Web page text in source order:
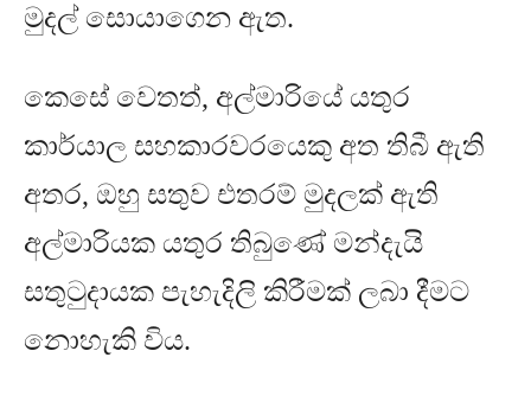
මුදල් සොයාගෙන ඇත.
කෙසේ වෙතත්, අල්මාරියේ යතුර
කාර්යාල සහකාරවරයෙකු අත තිබී ඇති
අතර, ඔහු සතුව එතරම් මුදලක් ඇති
අල්මාරියක යතුර තිබුණේ මන්දැයි
සතුටුදායක පැහැදිලි කිරීමක් ලබා දීමට
නොහැකි විය.